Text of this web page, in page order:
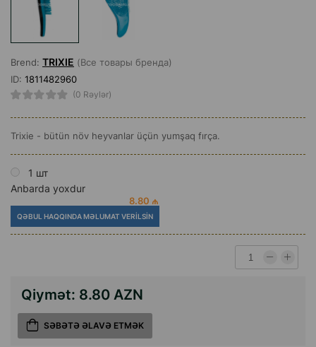
Brend: TRIXIE (Все товары бренда)
ID: 1811482960
(0 Rəylər)
Trixie - bütün növ heyvanlar üçün yumşaq fırça.
1 шт
Anbarda yoxdur
8.80 ₼
QƏBUL HAQQINDA MƏLUMAT VERILSIN
Qiymət: 8.80 AZN
SƏBƏTƏ ƏLAVƏ ETMƏK